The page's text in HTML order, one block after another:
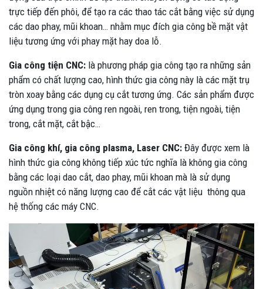
trực tiếp đến phôi, để tạo ra các thao tác cắt bằng việc sử dụng
các dao phay, mũi khoan… nhằm mục đích gia công bề mặt vật
liệu tương ứng với phay mặt hay doa lỗ.
Gia công tiện CNC: là phương pháp gia công tạo ra những sản
phẩm có chất lượng cao, hình thức gia công này là các mặt trụ
tròn xoay bằng các dụng cụ cắt tương ứng. Các sản phẩm được
ứng dụng trong gia công ren ngoài, ren trong, tiện ngoài, tiện
trong, cắt mặt, cắt bậc…
Gia công khí, gia công plasma, Laser CNC: Đây được xem là
hình thức gia công không tiếp xúc tức nghĩa là không gia công
bằng các loại dao cắt, dao phay, mũi khoan mà là sử dụng
nguồn nhiệt có năng lượng cao để cắt các vật liệu thông qua
hệ thống các máy CNC.